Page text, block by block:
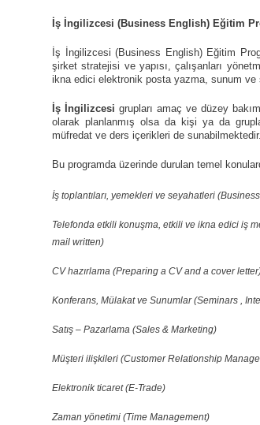
İş İngilizcesi (Business English) Eğitim
İş İngilizcesi (Business English) Eğitim
şirket stratejisi ve yapısı, çalışanları
ikna edici elektronik posta yazma, sunum ve
İş İngilizcesi grupları amaç ve düzey
olarak planlanmış olsa da kişi ya da
müfredat ve ders içerikleri de sunabilmektedir.
Bu programda üzerinde durulan temel
İş toplantıları, yemekleri ve seyahatleri
Telefonda etkili konuşma, etkili ve ikna edici iş
mail written)
CV hazırlama (Preparing a CV and a cover
Konferans, Mülakat ve Sunumlar (Seminars ,
Satış – Pazarlama (Sales & Marketing)
Müşteri ilişkileri (Customer Relationship
Elektronik ticaret (E-Trade)
Zaman yönetimi (Time Management)